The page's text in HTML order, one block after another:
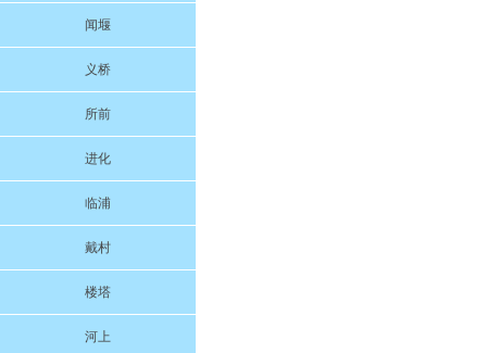
闻堰
义桥
所前
进化
临浦
戴村
楼塔
河上